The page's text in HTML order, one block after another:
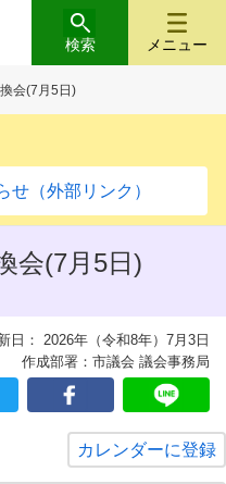
メニュー
検索
換会(7月5日)
せ（外部リンク）
会(7月5日)
日： 2026年（令和8年）7月3日
作成部署：市議会 議会事務局
カレンダーに登録